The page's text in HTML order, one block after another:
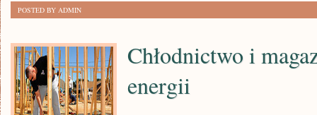
POSTED BY ADMIN
Chłodnictwo i
energii